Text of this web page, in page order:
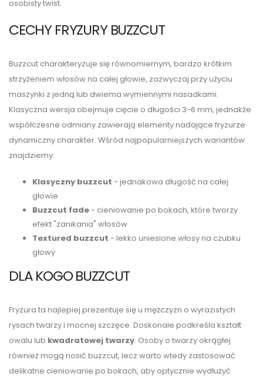
osobisty twist.
CECHY FRYZURY BUZZCUT
Buzzcut charakteryzuje się równomiernym, bardzo krótkim
strzyżeniem włosów na całej głowie, zazwyczaj przy użyciu
maszynki z jedną lub dwiema wymiennymi nasadkami.
Klasyczna wersja obejmuje cięcie o długości 3-6 mm, jednakże
współczesne odmiany zawierają elementy nadające fryzurze
dynamiczny charakter. Wśród najpopularniejszych wariantów
znajdziemy:
Klasyczny buzzcut - jednakowa długość na całej
głowie
Buzzcut fade- cieniowanie po bokach, które tworzy
efekt "zanikania" włosów
Textured buzzcut - lekko uniesione włosy na czubku
głowy
DLA KOGO BUZZCUT
Fryzura ta najlepiej prezentuje się u mężczyzn o wyrazistych
rysach twarzy i mocnej szczęce. Doskonale podkreśla kształt
owalu lub kwadratowej twarzy. Osoby o twarzy okrągłej
również mogą nosić buzzcut, lecz warto wtedy zastosować
delikatne cieniowanie po bokach, aby optycznie wydłużyć